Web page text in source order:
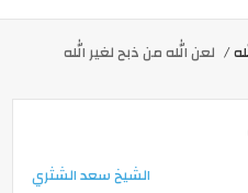
لعن الله من ذبح لغير الله
الشيخ سعد الشثري